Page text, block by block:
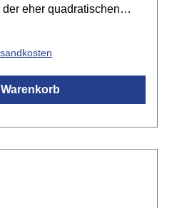
eher quadratischen
wird durch den
(925) unterstützt.
Mundlochkamin und
aus Sterlingsilber
(925)Mundlochplatte:
(958) mit C-
Warenkorb